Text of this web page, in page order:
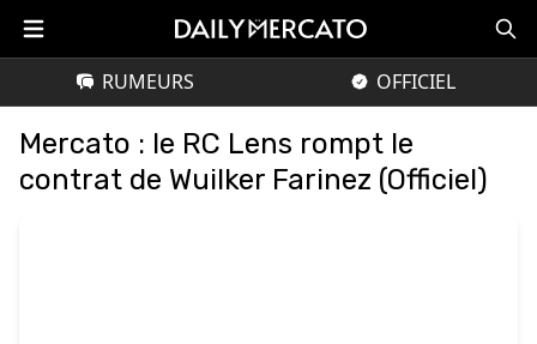
RUMEURS OFFICIEL
Mercato : le RC Lens rompt le
contrat de Wuilker Farinez (Officiel)